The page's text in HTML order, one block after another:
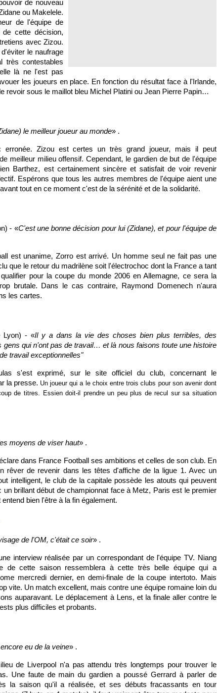
de nouveau
ou Makelele.
de l'équipe de
cette décision,
avec Zizou.
le naufrage
très contestables
là ne l'est pas
les joueurs en place. En fonction du résultat face à l'Irlande,
revoir sous le maillot bleu Michel Platini ou Jean Pierre Papin…
le meilleur joueur au monde» .
erronée. Zizou est certes un très grand joueur, mais il peut
meilleur milieu offensif. Cependant, le gardien de but de l'équipe
Barthez, est certainement sincère et satisfait de voir revenir
Espérons que tous les autres membres de l'équipe aient une
tout en ce moment c'est de la sérénité et de la solidarité.
) - «C'est une bonne décision pour lui (Zidane), et pour l'équipe de
est unanime, Zorro est arrivé. Un homme seul ne fait pas une
que le retour du madrilène soit l'électrochoc dont la France a tant
pour la coupe du monde 2006 en Allemagne, ce sera la
brutale. Dans le cas contraire, Raymond Domenech n'aura
les cartes.
Lyon) - «Il y a dans la vie des choses bien plus terribles, des
qui n'ont pas de travail… et là nous faisons toute une histoire
travail exceptionnelles"
s'est exprimé, sur le site officiel du club, concernant le
la presse. Un joueur qui a le choix entre trois clubs pour son avenir dont
de titres. Essien doit-il prendre un peu plus de recul sur sa situation
moyens de viser haut» .
dans France Football ses ambitions et celles de son club. En
rêver de revenir dans les têtes d'affiche de la ligue 1. Avec un
intelligent, le club de la capitale possède les atouts qui peuvent
brillant début de championnat face à Metz, Paris est le premier
bien l'être à la fin également.
de l'OM, c'était ce soir» .
interview réalisée par un correspondant de l'équipe TV. Niang
de cette saison ressemblera à cette très belle équipe qui a
mercredi dernier, en demi-finale de la coupe intertoto. Mais
vite. Un match excellent, mais contre une équipe romaine loin du
auparavant. Le déplacement à Lens, et la finale aller contre le
plus difficiles et probants.
eu de la veine» .
de Liverpool n'a pas attendu très longtemps pour trouver le
Une faute de main du gardien a poussé Gerrard à parler de
la saison qu'il a réalisée, et ses débuts fracassants en tour